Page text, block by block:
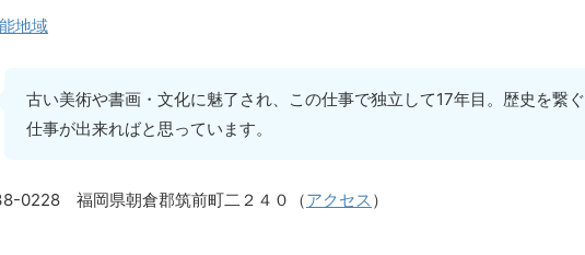
地域
古い美術や書画・文化に魅了され、この仕事で独立して17年目。歴史を繋ぐ
仕事が出来ればと思っています。
0228 福岡県朝倉郡筑前町二２４０（アクセス ）